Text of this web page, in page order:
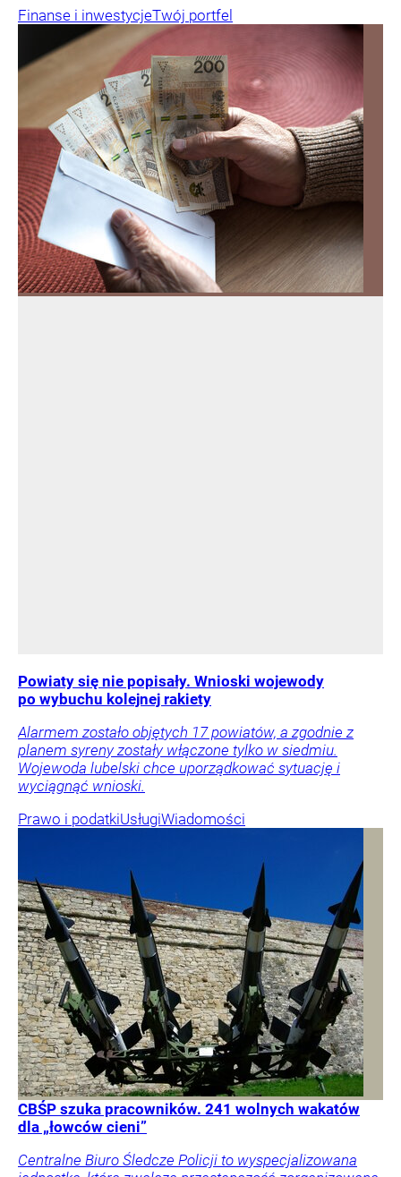
Finanse i inwestycjeTwój portfel
Powiaty się nie popisały. Wnioski wojewody
po wybuchu kolejnej rakiety
Alarmem zostało objętych 17 powiatów, a zgodnie z
planem syreny zostały włączone tylko w siedmiu.
Wojewoda lubelski chce uporządkować sytuację i
wyciągnąć wnioski.
Prawo i podatkiUsługiWiadomości
CBŚP szuka pracowników. 241 wolnych wakatów
dla „łowców cieni”
Centralne Biuro Śledcze Policji to wyspecjalizowana